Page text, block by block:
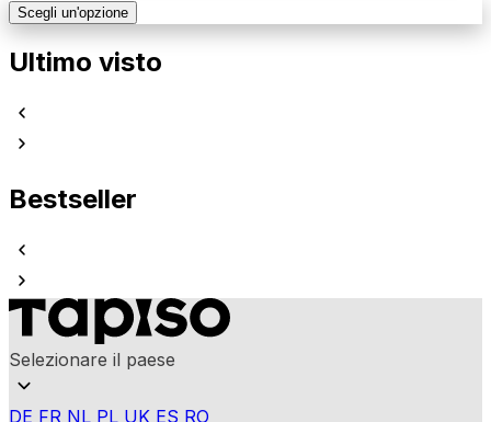
Scegli un'opzione
Ultimo visto
Bestseller
Selezionare il paese
DE FR NL PL UK ES RO